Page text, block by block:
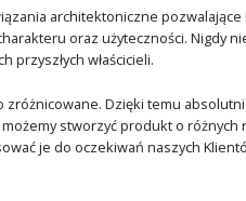
architektoniczne pozwalające
oraz użyteczności. Nigdy
właścicieli.
Dzięki temu
możemy stworzyć produkt o różnych
je do oczekiwań naszych